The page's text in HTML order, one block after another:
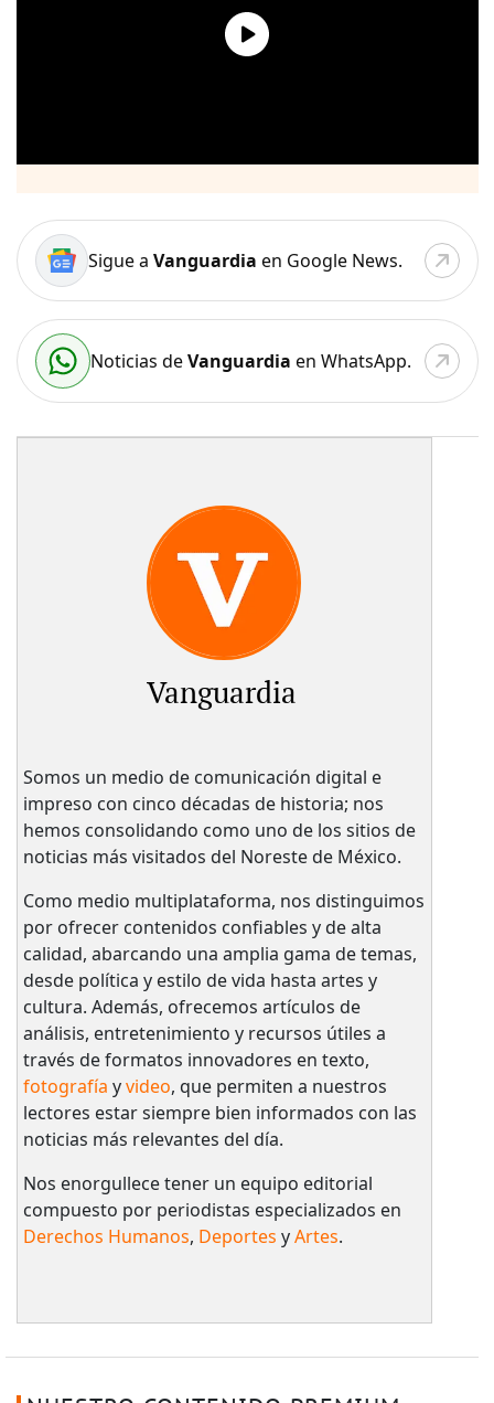
Sigue a Vanguardia en Google News.
Noticias deVanguardia en WhatsApp.
Vanguardia
Somos un medio de comunicación digital e
impreso con cinco décadas de historia; nos
hemos consolidando como uno de los sitios de
noticias más visitados del Noreste de México.
Como medio multiplataforma, nos distinguimos
por ofrecer contenidos confiables y de alta
calidad, abarcando una amplia gama de temas,
desde política y estilo de vida hasta artes y
cultura. Además, ofrecemos artículos de
análisis, entretenimiento y recursos útiles a
través de formatos innovadores en texto,
fotografía yvideo, que permiten a nuestros
lectores estar siempre bien informados con las
noticias más relevantes del día.
Nos enorgullece tener un equipo editorial
compuesto por periodistas especializados en
Derechos Humanos, Deportes yArtes.